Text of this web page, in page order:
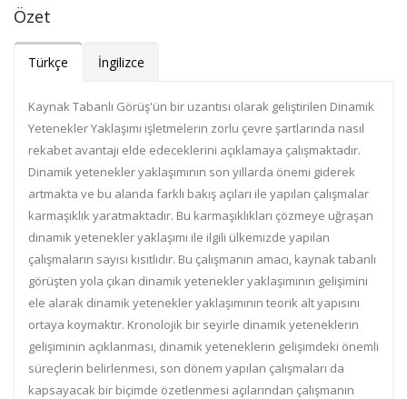
Özet
Türkçe İngilizce
Kaynak Tabanlı Görüş'ün bir uzantısı olarak geliştirilen Dinamik
Yetenekler Yaklaşımı işletmelerin zorlu çevre şartlarında nasıl
rekabet avantajı elde edeceklerini açıklamaya çalışmaktadır.
Dinamik yetenekler yaklaşımının son yıllarda önemi giderek
artmakta ve bu alanda farklı bakış açıları ile yapılan çalışmalar
karmaşıklık yaratmaktadır. Bu karmaşıklıkları çözmeye uğraşan
dinamik yetenekler yaklaşımı ile ilgili ülkemizde yapılan
çalışmaların sayısı kısıtlıdır. Bu çalışmanın amacı, kaynak tabanlı
görüşten yola çıkan dinamik yetenekler yaklaşımının gelişimini
ele alarak dinamik yetenekler yaklaşımının teorik alt yapısını
ortaya koymaktır. Kronolojik bir seyirle dinamik yeteneklerin
gelişiminin açıklanması, dinamik yeteneklerin gelişimdeki önemli
süreçlerin belirlenmesi, son dönem yapılan çalışmaları da
kapsayacak bir biçimde özetlenmesi açılarından çalışmanın